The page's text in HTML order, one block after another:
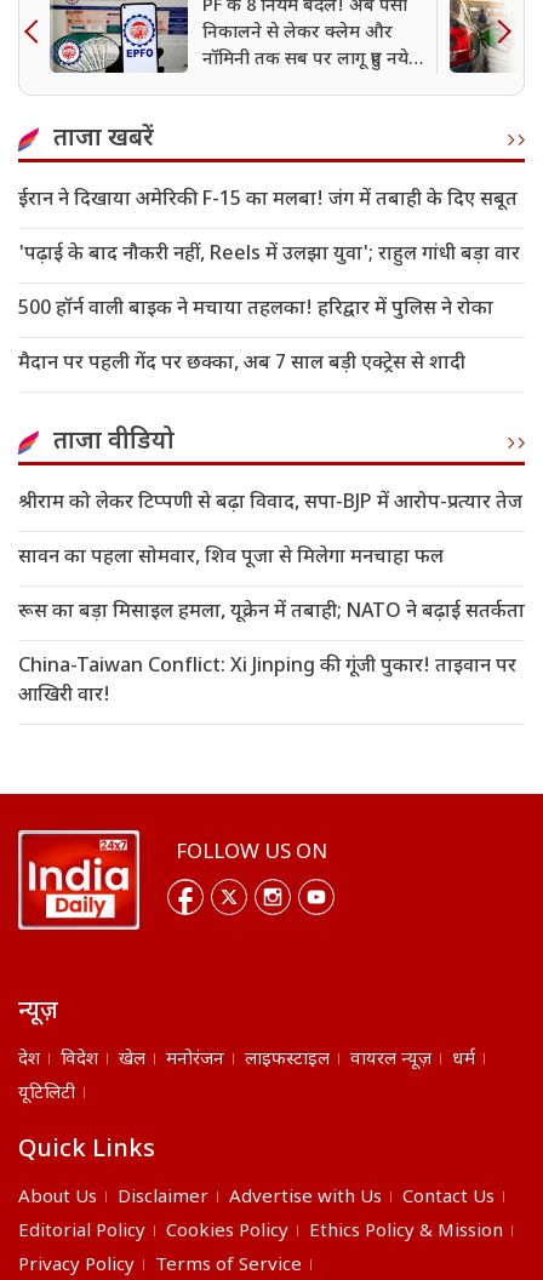
PF के 8 नियम बदले! अब पैसा
निकालने से लेकर क्लेम और
नॉमिनी तक सब पर लागू हुए नये
ताजा खबरें
ईरान ने दिखाया अमेरिकी F-15 का मलबा! जंग में तबाही के दिए सबूत
'पढ़ाई के बाद नौकरी नहीं, Reels में उलझा युवा'; राहुल गांधी बड़ा वार
500 हॉर्न वाली बाइक ने मचाया तहलका! हरिद्वार में पुलिस ने रोका
मैदान पर पहली गेंद पर छक्का, अब 7 साल बड़ी एक्ट्रेस से शादी
ताजा वीडियो
श्रीराम को लेकर टिप्पणी से बढ़ा विवाद, सपा-BJP में आरोप-प्रत्यार तेज
सावन का पहला सोमवार, शिव पूजा से मिलेगा मनचाहा फल
रूस का बड़ा मिसाइल हमला, यूक्रेन में तबाही; NATO ने बढ़ाई सतर्कता
China-Taiwan Conflict: Xi Jinping की गूंजी पुकार! ताइवान पर
आखिरी वार!
FOLLOW US ON
न्यूज़
देश विदेश खेल मनोरंजन लाइफस्टाइल वायरल न्यूज़
धर्म
यूटिलिटी
Quick Links
About Us Disclaimer Advertise with Us
Contact Us
Editorial Policy
Cookies Policy
Ethics Policy & Mission
Privacy Policy
Terms of Service